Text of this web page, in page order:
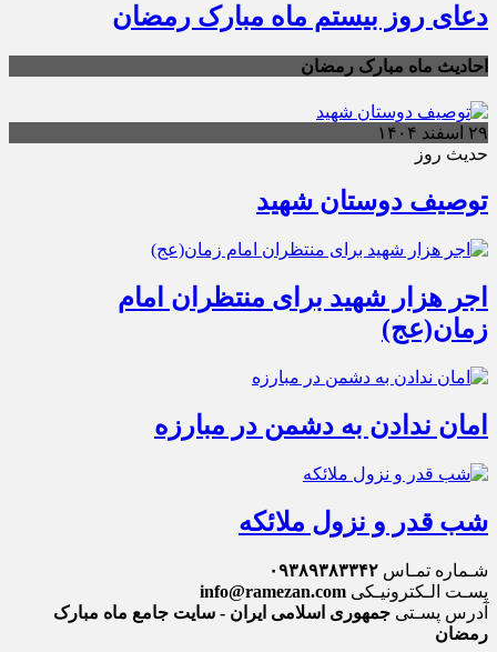
دعای روز بیستم ماه مبارک رمضان
احادیث ماه مبارک رمضان
۲۹ اسفند ۱۴۰۴
حدیث روز
توصیف دوستان شهید
اجر هزار شهید برای منتظران امام
زمان(عج)
امان ندادن به دشمن در مبارزه
شب قدر و نزول ملائکه
شـماره تمـاس ۰۹۳۸۹۳۸۳۳۴۲
پسـت الـکترونیـکی info@ramezan.com
آدرس پسـتی جمهوری اسلامی ایران - سایت جامع ماه مبارک
رمضان